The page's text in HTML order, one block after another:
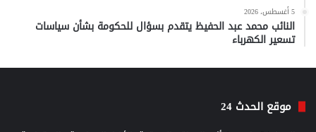
5 أغسطس، 2026
النائب محمد عبد الحفيظ يتقدم بسؤال للحكومة بشأن سياسات
تسعير الكهرباء
موقع الحدث 24